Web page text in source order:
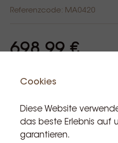
57mm
1 Filter Pods
Mahlkaffee -
Referenzcode: MA0420
698,99 €
Produkt ist nicht auf Lager
Cookies
Diese Website
das beste Erlebnis auf
garantieren.